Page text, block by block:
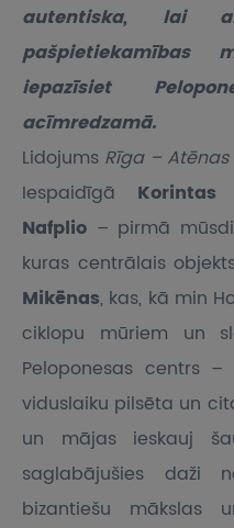
autentiska, lai
pašpietiekamības
iepazīsiet
acīmredzamā.
Lidojums Rīga – Atēnas
Iespaidīgā
Nafplio – pirmā
kuras centrālais
Mikēnas, kas, kā min
ciklopu mūriem un
Peloponesas centrs –
viduslaiku pilsēta un
un mājas ieskauj
saglabājušies daži
bizantiešu mākslas